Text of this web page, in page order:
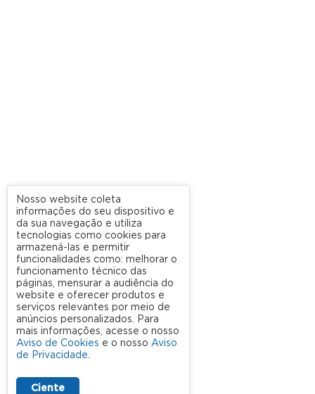
Nosso website coleta
informações do seu dispositivo e
da sua navegação e utiliza
tecnologias como cookies para
armazená-las e permitir
funcionalidades como: melhorar o
funcionamento técnico das
páginas, mensurar a audiência do
website e oferecer produtos e
serviços relevantes por meio de
anúncios personalizados. Para
mais informações, acesse o nosso
Aviso de Cookies e o nosso Aviso
de Privacidade.
Ciente